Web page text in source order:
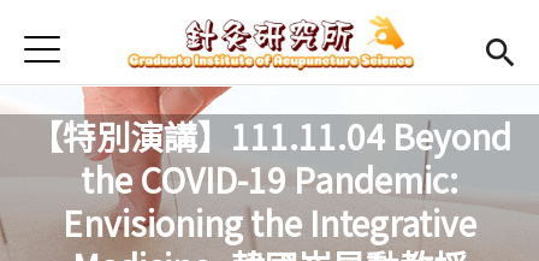
首頁
最新消息
本所簡介
Open submenu (師資陣容)
師資陣容
Jump to Navigation
Jump to Main content
【特別演講】111.11.04 Beyond
the COVID-19 Pandemic:
Envisioning the Integrative
您在這裡